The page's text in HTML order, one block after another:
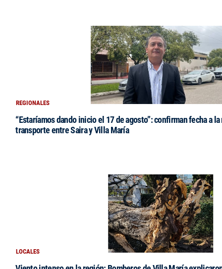
REGIONALES
“Estaríamos dando inicio el 17 de agosto”: confirman fecha a
transporte entre Saira y Villa María
LOCALES